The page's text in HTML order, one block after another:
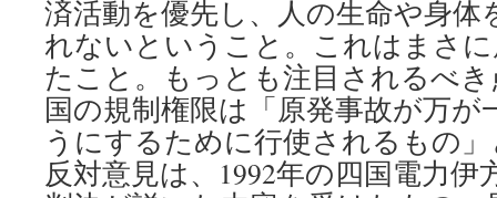
済活動を優先し、人の生命や身
れないということ。これはまさ
たこと。もっとも注目されるべ
国の規制権限は「原発事故が万
うにするために行使されるもの
反対意見は、1992年の四国電力伊